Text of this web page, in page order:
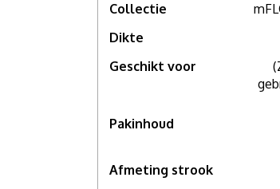
Collectie
Dikte
Geschikt voor
Pakinhoud
Afmeting strook